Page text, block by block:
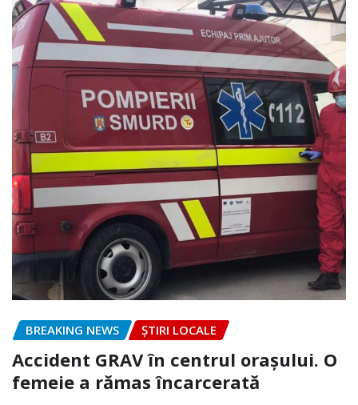
BREAKING NEWS ȘTIRI LOCALE
Accident GRAV în centrul orașului. O
femeie a rămas încarcerată